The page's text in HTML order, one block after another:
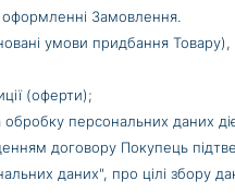
оформленні Замовлення.
умови придбання
(оферти);
персональних даних
договору Покупець
даних", про цілі збору